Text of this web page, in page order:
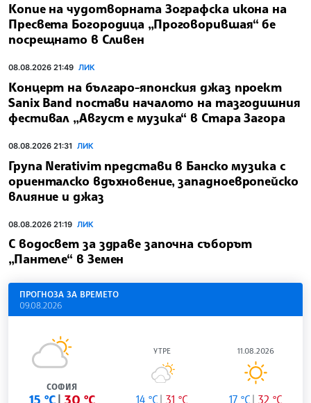
Копие на чудотворната Зографска икона на
Пресвета Богородица „Проговорившая“ бе
посрещнато в Сливен
08.08.2026 21:49 ЛИК
Концерт на българо-японския джаз проект
Sanix Band постави началото на тазгодишния
фестивал „Август е музика“ в Стара Загора
08.08.2026 21:31 ЛИК
Група Nerativim представи в Банско музика с
ориенталско вдъхновение, западноевропейско
влияние и джаз
08.08.2026 21:19 ЛИК
С водосвет за здраве започна съборът
„Пантеле“ в Земен
ПРОГНОЗА ЗА ВРЕМЕТО
09.08.2026
СОФИЯ
15 °C 30 °C
УТРЕ
14 °C 31 °C
11.08.2026
17 °C 32 °C